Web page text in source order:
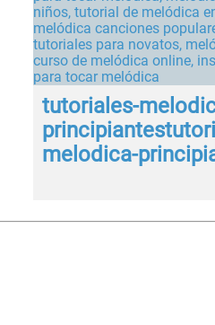
tutoriales-
melodica-